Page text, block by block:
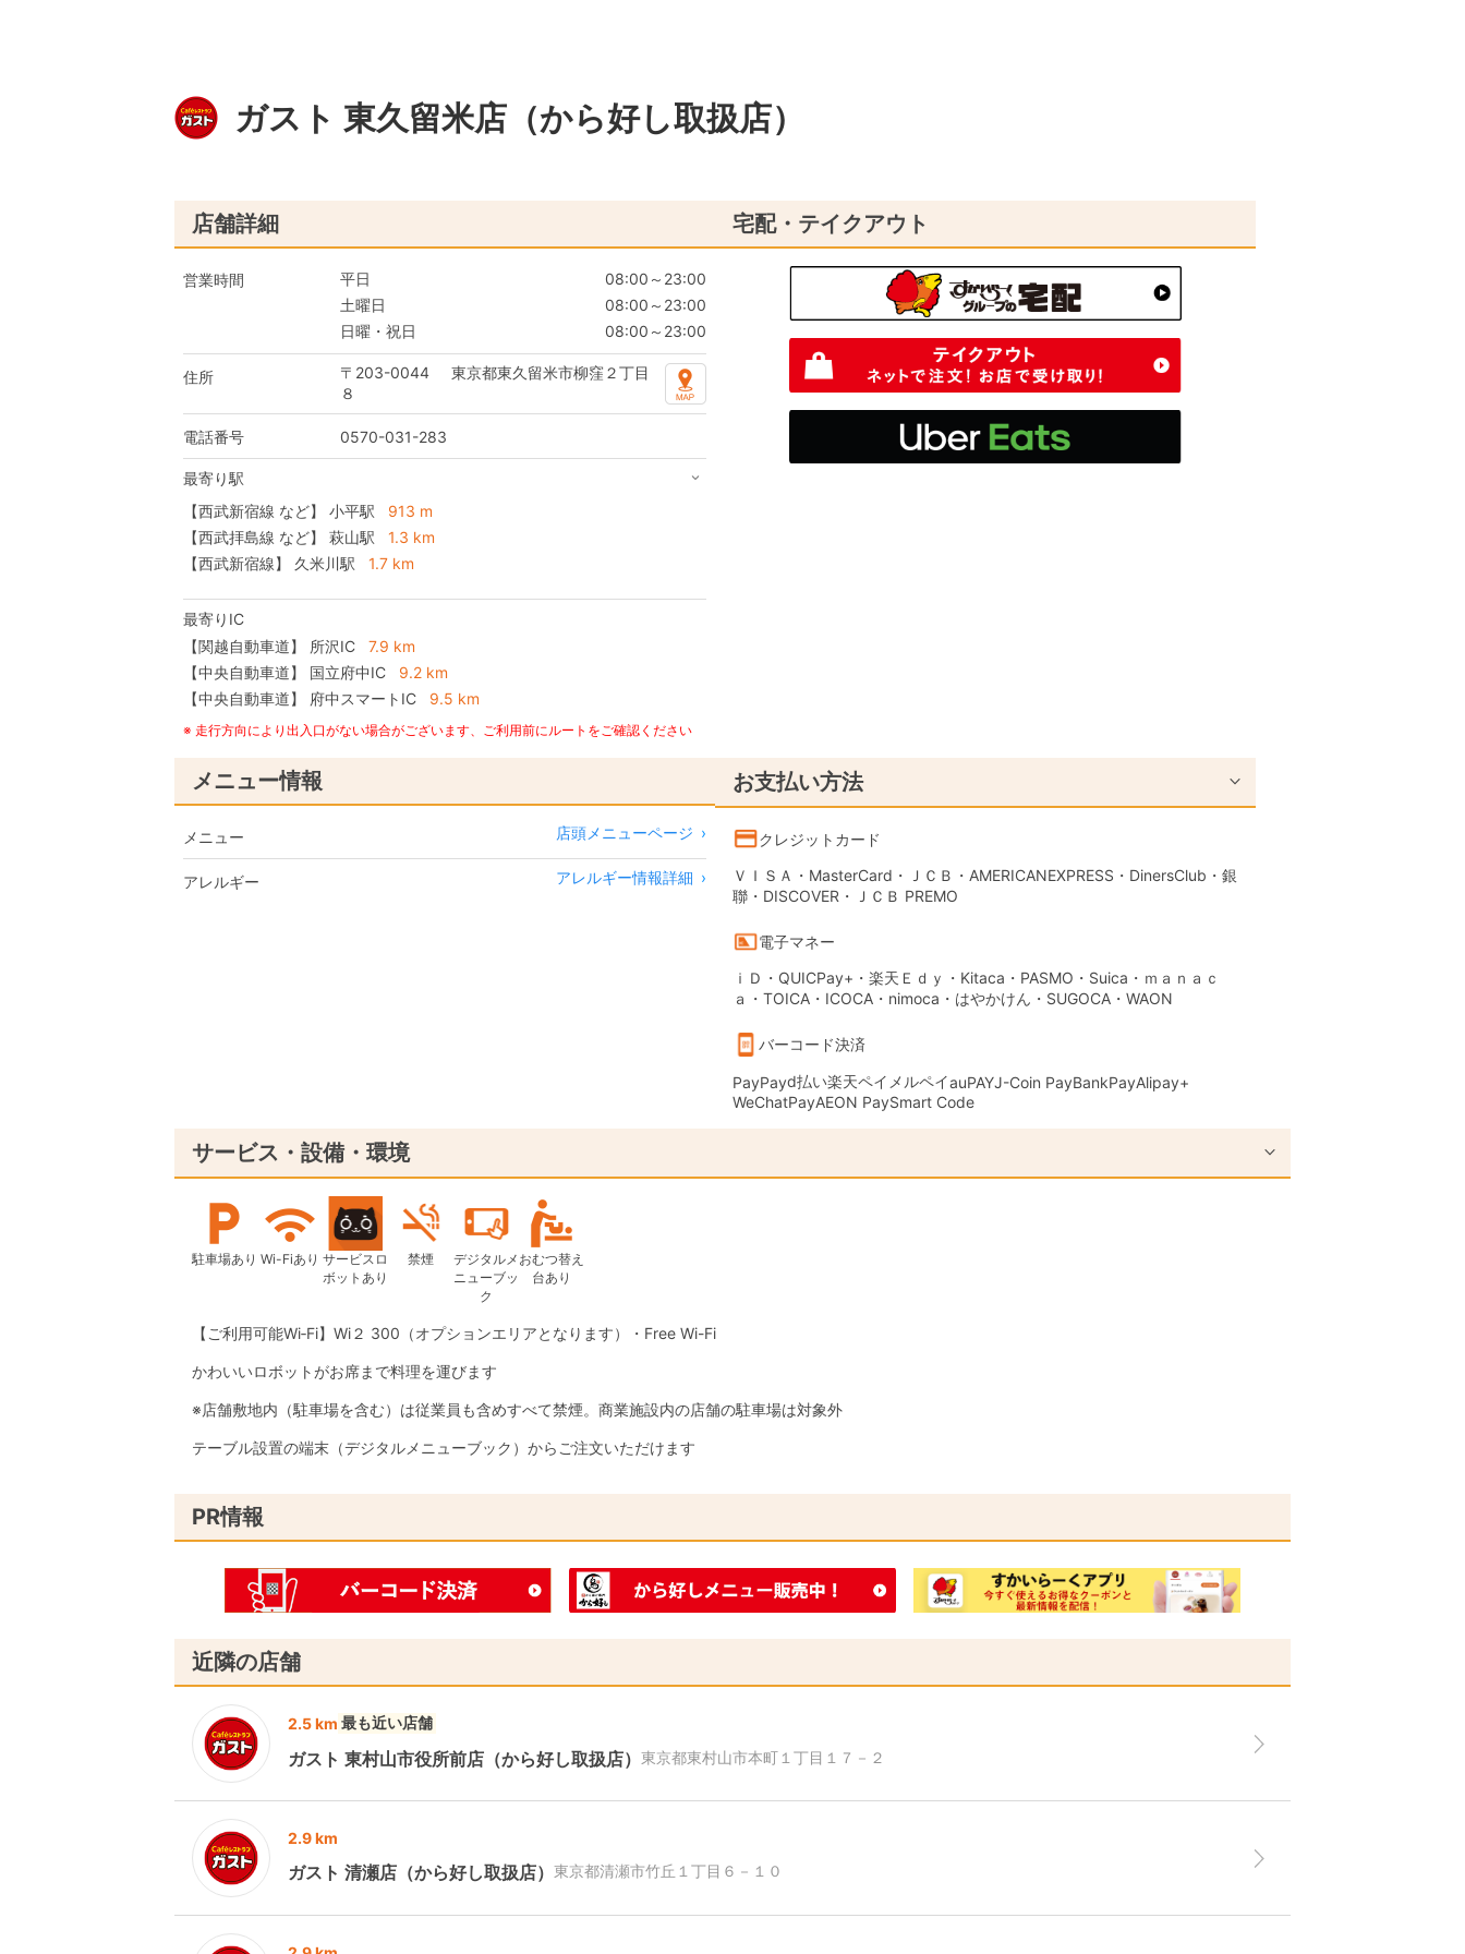
ガスト 東久留米店（から好し取扱店）
店舗詳細
営業時間 平日
08:00～23:00
土曜日
08:00～23:00
日曜・祝日
08:00～23:00
住所 〒203-0044
東京都東久留米市柳窪２丁目
８
電話番号 0570-031-283
最寄り駅
【西武新宿線 など】 小平駅
913 m
【西武拝島線 など】 萩山駅
1.3 km
【西武新宿線】 久米川駅
1.7 km
最寄りIC
【関越自動車道】
所沢IC
7.9 km
【中央自動車道】
国立府中IC
9.2 km
【中央自動車道】
府中スマートIC 9.5 km
※ 走行方向により出入口がない場合がございます、ご利用前にルートをご確認ください
宅配・テイクアウト
メニュー情報
メニュー 店頭メニューページ ›
アレルギー アレルギー情報詳細 ›
お支払い方法
クレジットカード
ＶＩＳＡ・MasterCard・ＪＣＢ・AMERICANEXPRESS・DinersClub・銀
聯・DISCOVER・ＪＣＢ PREMO
電子マネー
ｉＤ・QUICPay+・楽天Ｅｄｙ・Kitaca・PASMO・Suica・ｍａｎａｃ
ａ・TOICA・ICOCA・nimoca・はやかけん・SUGOCA・WAON
バーコード決済
PayPayd払い楽天ペイ メルペイauPAYJ-Coin PayBankPayAlipay+
WeChatPayAEON PaySmart Code
サービス・設備・環境
駐車場あり Wi-Fiあり サービスロ
ボットあり
禁煙
デジタルメ
ニューブッ
ク
おむつ替え
台あり
【ご利用可能Wi‐Fi】Wi２ 300（オプションエリアとなります）・Free Wi-Fi
かわいいロボットがお席まで料理を運びます
※店舗敷地内（駐車場を含む）は従業員も含めすべて禁煙。商業施設内の店舗の駐車場は対象外
テーブル設置の端末（デジタルメニューブック）からご注文いただけます
PR情報
近隣の店舗
2.5 km 最も近い店舗
ガスト 東村山市役所前店（から好し取扱店） 東京都東村山市本町１丁目１７－２
2.9 km
ガスト 清瀬店（から好し取扱店） 東京都清瀬市竹丘１丁目６－１０